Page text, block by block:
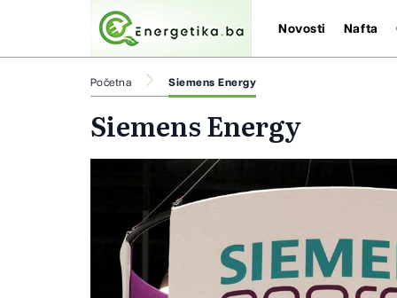
Novosti Nafta
Početna Siemens Energy
Siemens Energy